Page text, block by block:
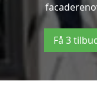
Få 3